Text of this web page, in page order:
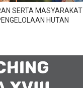
SERTA MASYARAKAT
HUTAN